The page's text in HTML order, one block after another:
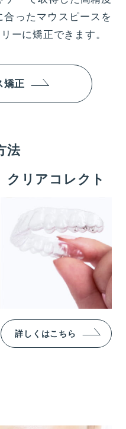
ったマウスピースを
ーに矯正できます。
矯正
法
クリアコレクト
詳しくはこちら